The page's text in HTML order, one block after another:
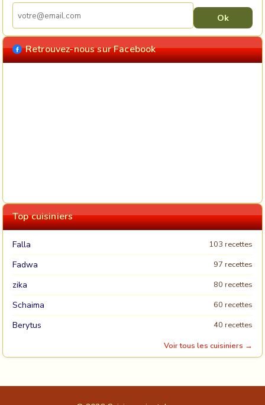
Retrouvez-nous sur Facebook
Top cuisiniers
Falla 103 recettes
Fadwa 97 recettes
zika 80 recettes
Schaima 60 recettes
Berytus
40 recettes
Voir tous les cuisiniers →